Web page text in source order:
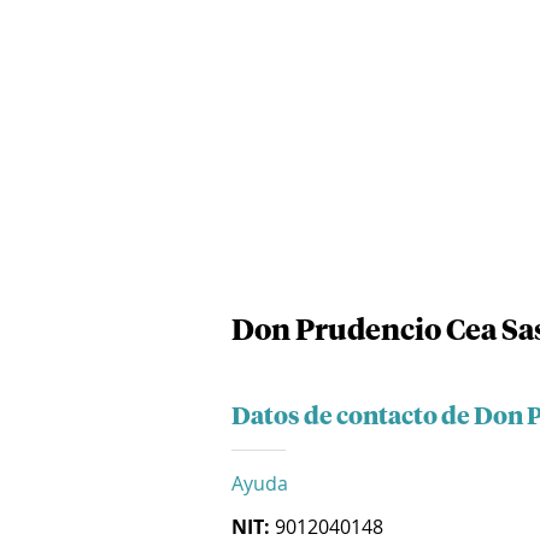
Don Prudencio Cea
Datos de contacto de Don
Ayuda
NIT: 9012040148